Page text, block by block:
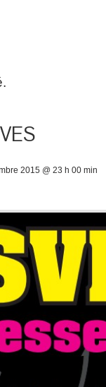
2015 @ 23 h 00 min